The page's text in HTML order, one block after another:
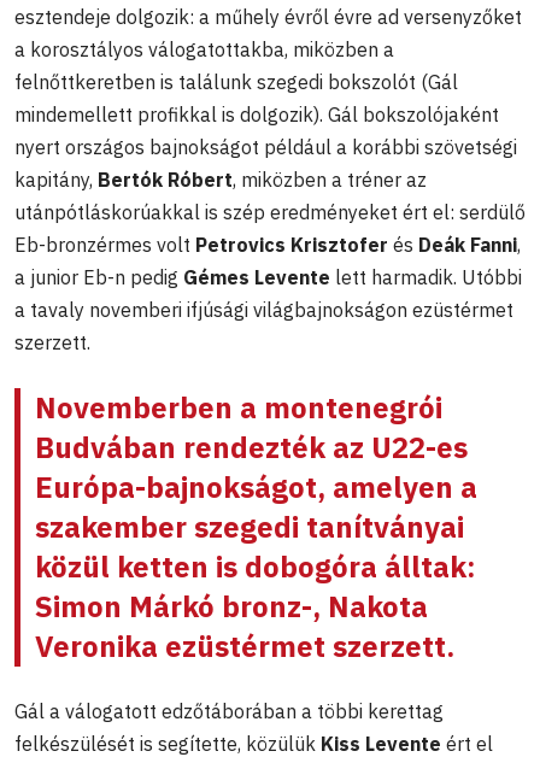
esztendeje dolgozik: a műhely évről évre ad versenyzőket
a korosztályos válogatottakba, miközben a
felnőttkeretben is találunk szegedi bokszolót (Gál
mindemellett profikkal is dolgozik). Gál bokszolójaként
nyert országos bajnokságot például a korábbi szövetségi
kapitány, Bertók Róbert, miközben a tréner az
utánpótláskorúakkal is szép eredményeket ért el: serdülő
Eb-bronzérmes volt Petrovics Krisztofer és Deák Fanni,
a junior Eb-n pedig Gémes Levente lett harmadik. Utóbbi
a tavaly novemberi ifjúsági világbajnokságon ezüstérmet
szerzett.
Novemberben a montenegrói
Budvában rendezték az U22-es
Európa-bajnokságot, amelyen a
szakember szegedi tanítványai
közül ketten is dobogóra álltak:
Simon Márkó bronz-, Nakota
Veronika ezüstérmet szerzett.
Gál a válogatott edzőtáborában a többi kerettag
felkészülését is segítette, közülük Kiss Levente ért el